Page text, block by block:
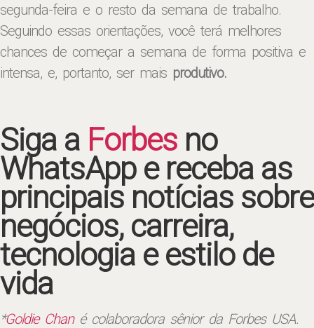
segunda-feira e o resto da semana de trabalho.
Seguindo essas orientações, você terá melhores
chances de começar a semana de forma positiva e
intensa, e, portanto, ser mais produtivo.
Siga a Forbes no
WhatsApp e receba as
principais notícias sobre
negócios, carreira,
tecnologia e estilo de
vida
*Goldie Chané colaboradora sênior da Forbes USA.